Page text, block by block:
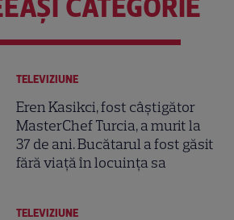
CATEGORIE
TELEVIZIUNE
Eren Kasikci, fost câștigător
MasterChef Turcia, a murit la
37 de ani. Bucătarul a fost găsit
fără viață în locuința sa
TELEVIZIUNE